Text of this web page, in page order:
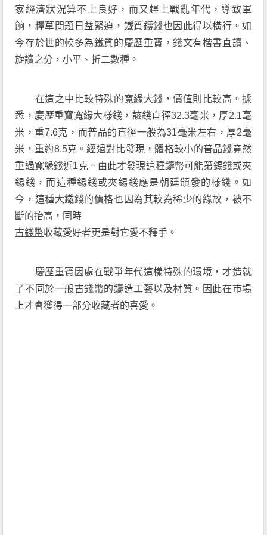
家經濟狀況算不上良好，而又趕上戰亂年代，導致軍
餉，糧草問題日益緊迫，鐵質鑄錢也因此得以橫行。如
今存於世的較多為鐵質的慶歷重寶，錢文有楷書直讀、
旋讀之分，小平、折二數種。
在這之中比較特殊的寬緣大錢，價值則比較高。據
悉，慶歷重寶寬緣大樣錢，該錢直徑32.3毫米，厚2.1毫
米，重7.6克，而普品的直徑一般為31毫米左右，厚2毫
米，重約8.5克。經過對比發現，體格較小的普品錢竟然
重過寬緣錢近1克。由此才發現這種鑄幣可能第錫錢或夾
錫錢，而這種錫錢或夾錫錢應是朝廷頒發的樣錢。如
今，這種大鐵錢的價格也因為其較為稀少的緣故，被不
斷的抬高，同時
古錢幣收藏愛好者更是對它愛不釋手。
慶歷重寶因處在戰爭年代這樣特殊的環境，才造就
了不同於一般古錢幣的鑄造工藝以及材質。因此在市場
上才會獲得一部分收藏者的喜愛。